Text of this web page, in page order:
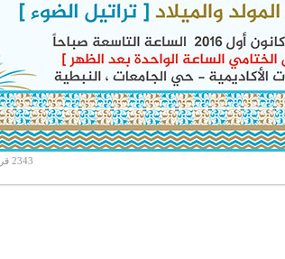
2343 قراءة 21:01 2016/12/10